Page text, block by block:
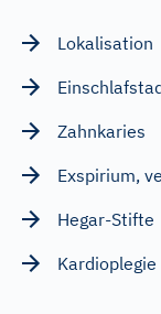
Lokalisation
Zahnkaries
Exspirium,
Hegar-Stifte
Kardioplegie